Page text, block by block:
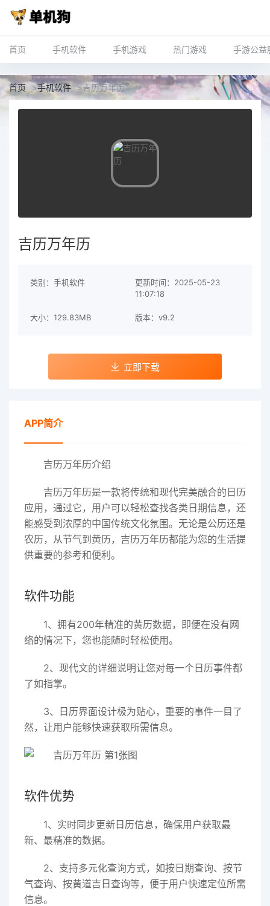
首页 手机软件 手机游戏 热门游戏 手游公益
首页 >手机软件 >吉历万年历
吉历万年历
类别：手机软件
更新时间：2025-05-23
11:07:18
大小：129.83MB 版本：v9.2
立即下载
APP简介
吉历万年历介绍
吉历万年历是一款将传统和现代完美融合的日历
应用，通过它，用户可以轻松查找各类日期信息，还
能感受到浓厚的中国传统文化氛围。无论是公历还是
农历，从节气到黄历，吉历万年历都能为您的生活提
供重要的参考和便利。
软件功能
1、拥有200年精准的黄历数据，即便在没有网
络的情况下，您也能随时轻松使用。
2、现代文的详细说明让您对每一个日历事件都
了如指掌。
3、日历界面设计极为贴心，重要的事件一目了
然，让用户能够快速获取所需信息。
软件优势
1、实时同步更新日历信息，确保用户获取最
新、最精准的数据。
2、支持多元化查询方式，如按日期查询、按节
气查询、按黄道吉日查询等，便于用户快速定位所需
信息。